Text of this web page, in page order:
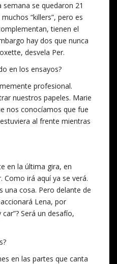
semana se quedaron 21
“killers”, pero es
tienen el
hay dos que nunca
desvela Per.
en los ensayos?
profesional.
nuestros papeles. Marie
nos conocíamos que fue
al frente mientras
en la última gira, en
Como irá aquí ya se verá.
una cosa. Pero delante de
Lena, por
Será un desafío,
en las partes que canta